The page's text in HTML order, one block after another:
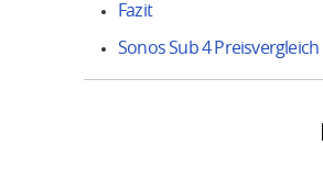
Fazit
Sonos Sub 4 Preisvergleich